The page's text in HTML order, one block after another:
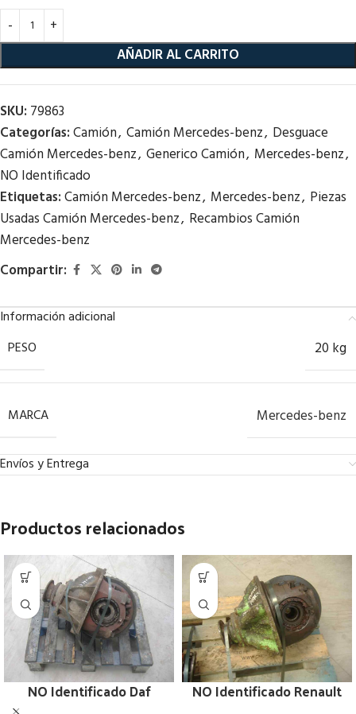
AÑADIR AL CARRITO
SKU: 79863
Categorías:Camión, Camión Mercedes-benz, Desguace
Camión Mercedes-benz, Generico Camión, Mercedes-benz,
NO Identificado
Etiquetas:Camión Mercedes-benz, Mercedes-benz, Piezas
Usadas Camión Mercedes-benz, Recambios Camión
Mercedes-benz
Compartir:
Información adicional
PESO
20 kg
MARCA Mercedes-benz
Envíos y Entrega
Productos relacionados
NO Identificado Daf NO Identificado Renault